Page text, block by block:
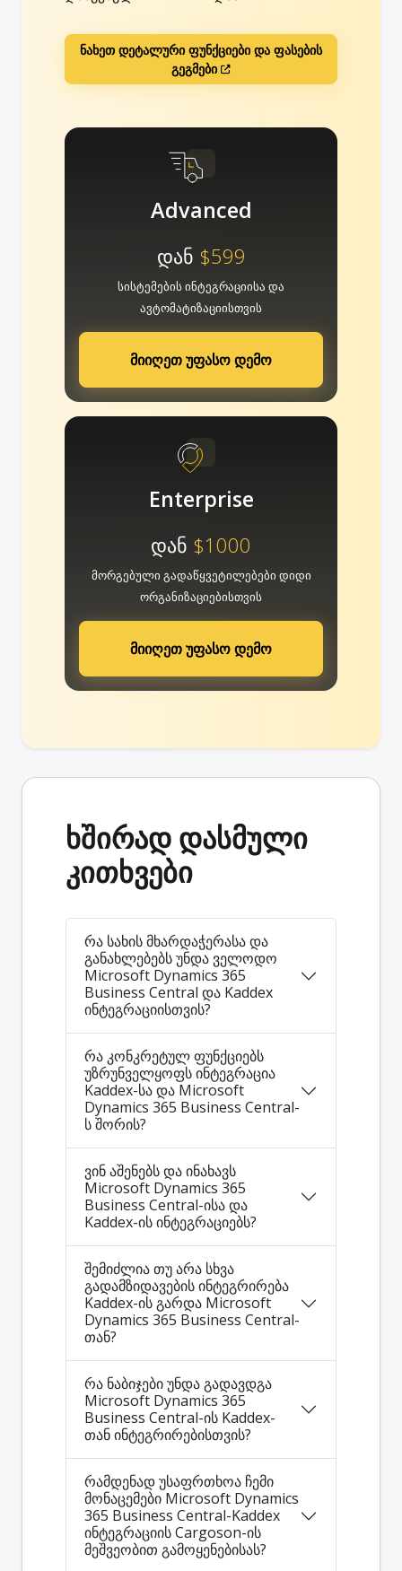
ნახეთ დეტალური ფუნქციები და ფასების
გეგმები
Advanced
დან $599
სისტემების ინტეგრაციისა და
ავტომატიზაციისთვის
მიიღეთ უფასო დემო
Enterprise
დან $1000
მორგებული გადაწყვეტილებები დიდი
ორგანიზაციებისთვის
მიიღეთ უფასო დემო
ხშირად დასმული
კითხვები
რა სახის მხარდაჭერასა და
განახლებებს უნდა ველოდო
Microsoft Dynamics 365
Business Central და Kaddex
ინტეგრაციისთვის?
რა კონკრეტულ ფუნქციებს
უზრუნველყოფს ინტეგრაცია
Kaddex-სა და Microsoft
Dynamics 365 Business Central-
ს შორის?
ვინ აშენებს და ინახავს
Microsoft Dynamics 365
Business Central-ისა და
Kaddex-ის ინტეგრაციებს?
შემიძლია თუ არა სხვა
გადამზიდავების ინტეგრირება
Kaddex-ის გარდა Microsoft
Dynamics 365 Business Central-
თან?
რა ნაბიჯები უნდა გადავდგა
Microsoft Dynamics 365
Business Central-ის Kaddex-
თან ინტეგრირებისთვის?
რამდენად უსაფრთხოა ჩემი
მონაცემები Microsoft Dynamics
365 Business Central-Kaddex
ინტეგრაციის Cargoson-ის
მეშვეობით გამოყენებისას?